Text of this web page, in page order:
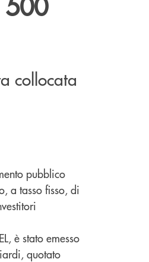
collocata
pubblico
a tasso fisso, di
è stato emesso
quotato